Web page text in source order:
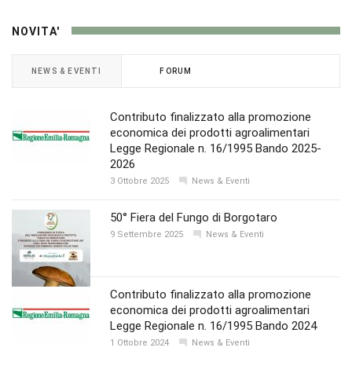
NOVITA'
NEWS & EVENTI FORUM
Contributo finalizzato alla promozione
economica dei prodotti agroalimentari
Legge Regionale n. 16/1995 Bando 2025-
2026
3 Ottobre 2025 News & Eventi
50° Fiera del Fungo di Borgotaro
9 Settembre 2025 News & Eventi
Contributo finalizzato alla promozione
economica dei prodotti agroalimentari
Legge Regionale n. 16/1995 Bando 2024
1 Ottobre 2024 News & Eventi